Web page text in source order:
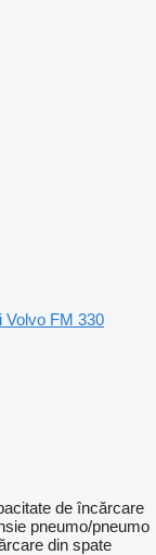
Volvo FM 330
de încărcare
pneumo/pneumo
din spate